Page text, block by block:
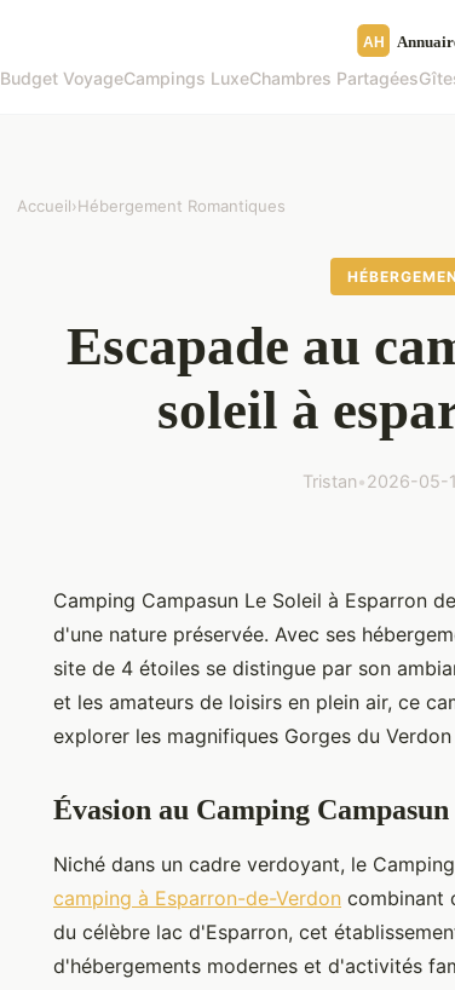
Budget VoyageCampings LuxeChambres Partagées
Accueil›Hébergement Romantiques
Escapade au
soleil à
Tristan•2026-05-
Camping Campasun Le Soleil à Esparron
d'une nature préservée. Avec ses
site de 4 étoiles se distingue par son
et les amateurs de loisirs en plein air, ce
explorer les magnifiques Gorges du
Évasion au Camping
Niché dans un cadre verdoyant, le
camping à Esparron-de-Verdon combinant
du célèbre lac d'Esparron, cet
d'hébergements modernes et d'activités